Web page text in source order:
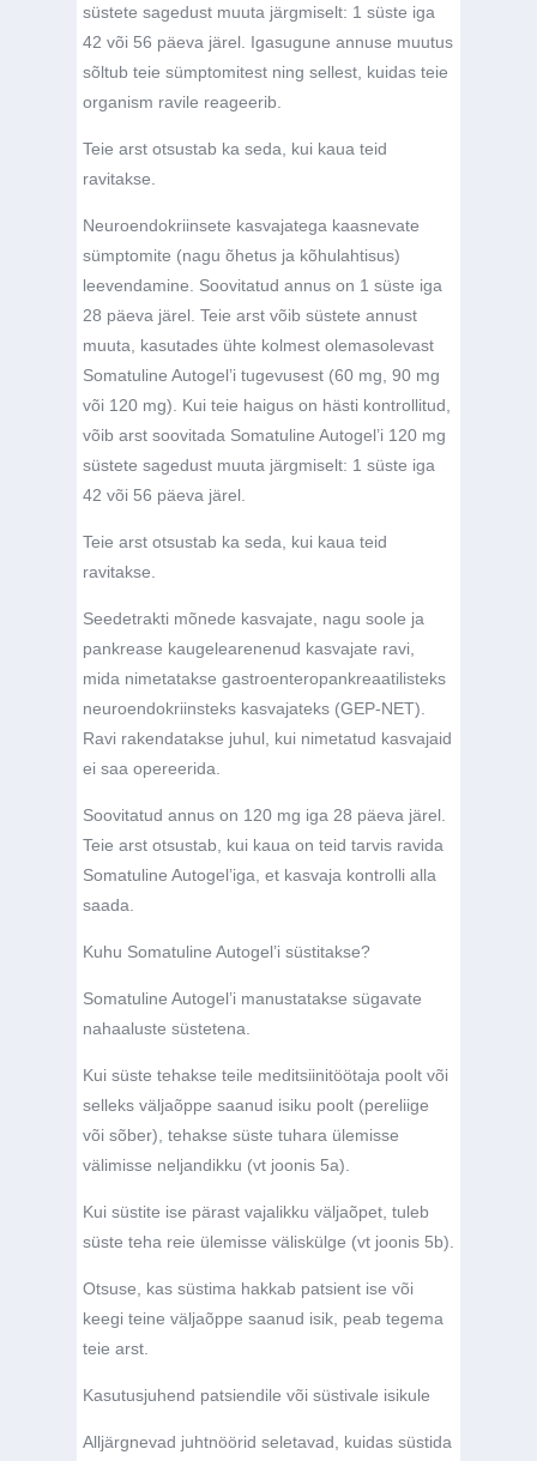
süstete sagedust muuta järgmiselt: 1 süste iga
42 või 56 päeva järel. Igasugune annuse muutus
sõltub teie sümptomitest ning sellest, kuidas teie
organism ravile reageerib.
Teie arst otsustab ka seda, kui kaua teid
ravitakse.
Neuroendokriinsete kasvajatega kaasnevate
sümptomite (nagu õhetus ja kõhulahtisus)
leevendamine. Soovitatud annus on 1 süste iga
28 päeva järel. Teie arst võib süstete annust
muuta, kasutades ühte kolmest olemasolevast
Somatuline Autogel’i tugevusest (60 mg, 90 mg
või 120 mg). Kui teie haigus on hästi kontrollitud,
võib arst soovitada Somatuline Autogel’i 120 mg
süstete sagedust muuta järgmiselt: 1 süste iga
42 või 56 päeva järel.
Teie arst otsustab ka seda, kui kaua teid
ravitakse.
Seedetrakti mõnede kasvajate, nagu soole ja
pankrease kaugelearenenud kasvajate ravi,
mida nimetatakse gastroenteropankreaatilisteks
neuroendokriinsteks kasvajateks (GEP-NET).
Ravi rakendatakse juhul, kui nimetatud kasvajaid
ei saa opereerida.
Soovitatud annus on 120 mg iga 28 päeva järel.
Teie arst otsustab, kui kaua on teid tarvis ravida
Somatuline Autogel’iga, et kasvaja kontrolli alla
saada.
Kuhu Somatuline Autogel’i süstitakse?
Somatuline Autogel’i manustatakse sügavate
nahaaluste süstetena.
Kui süste tehakse teile meditsiinitöötaja poolt või
selleks väljaõppe saanud isiku poolt (pereliige
või sõber), tehakse süste tuhara ülemisse
välimisse neljandikku (vt joonis 5a).
Kui süstite ise pärast vajalikku väljaõpet, tuleb
süste teha reie ülemisse väliskülge (vt joonis 5b).
Otsuse, kas süstima hakkab patsient ise või
keegi teine väljaõppe saanud isik, peab tegema
teie arst.
Kasutusjuhend patsiendile või süstivale isikule
Alljärgnevad juhtnöörid seletavad, kuidas süstida